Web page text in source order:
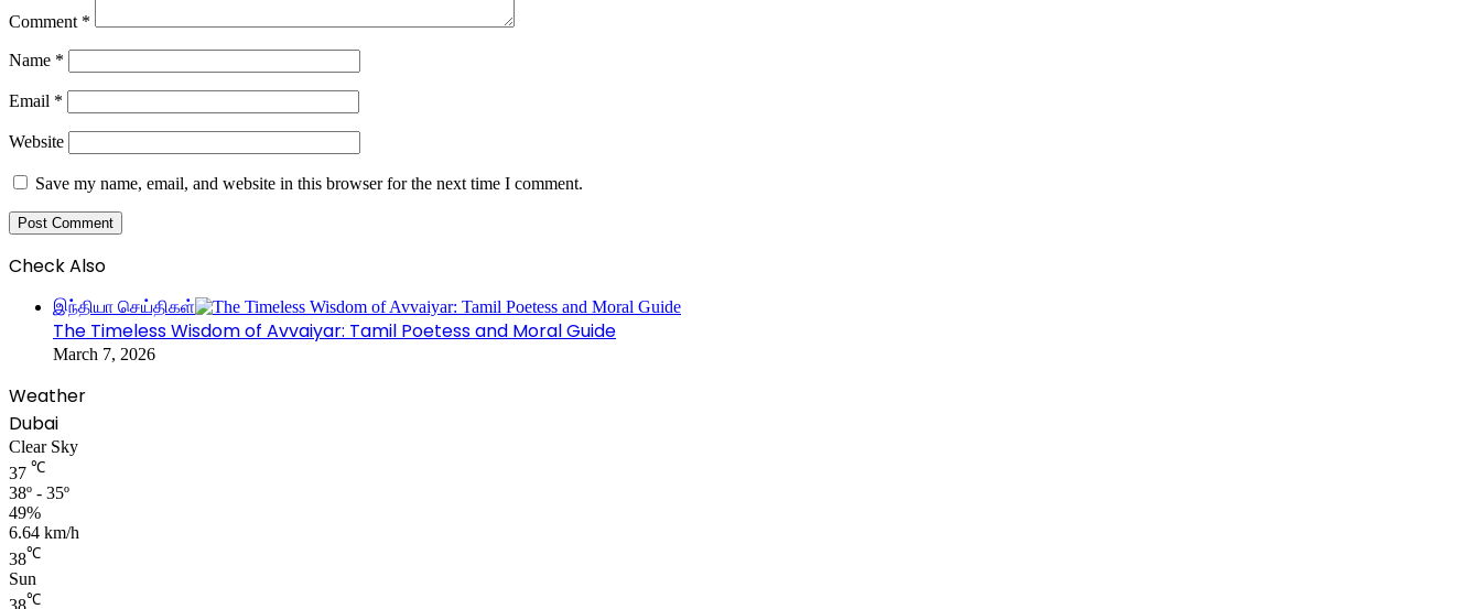
Comment *
Name *
Email *
Website
Save my name, email, and website in this browser for the next time I comment.
Check Also
இந்தியா செய்திகள்
The Timeless Wisdom of Avvaiyar: Tamil Poetess and Moral Guide
March 7, 2026
Weather
Dubai
Clear Sky
37 ℃
38º - 35º
49%
6.64 km/h
38℃
Sun
℃